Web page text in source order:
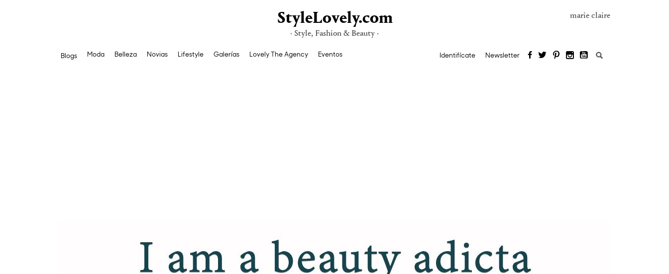
StyleLovely.com
· Style, Fashion & Beauty ·
marie claire
Blogs Moda Belleza Novias Lifestyle Galerías Lovely The Agency Eventos Identifícate Newsletter Buscar: